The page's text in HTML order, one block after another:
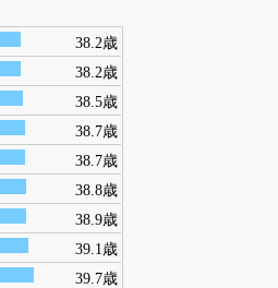
38.2歳
38.2歳
38.5歳
38.7歳
38.7歳
38.8歳
38.9歳
39.1歳
39.7歳